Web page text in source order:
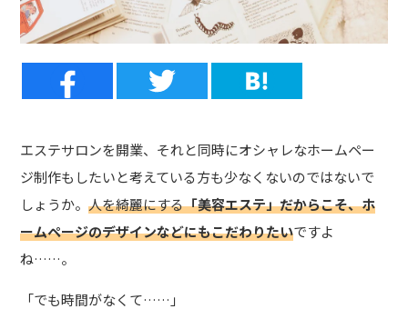
エステサロンを開業、それと同時にオシャレなホームペー
ジ制作もしたいと考えている方も少なくないのではないで
しょうか。人を綺麗にする「美容エステ」だからこそ、ホ
ームページのデザインなどにもこだわりたいですよ
ね……。
「でも時間がなくて……」